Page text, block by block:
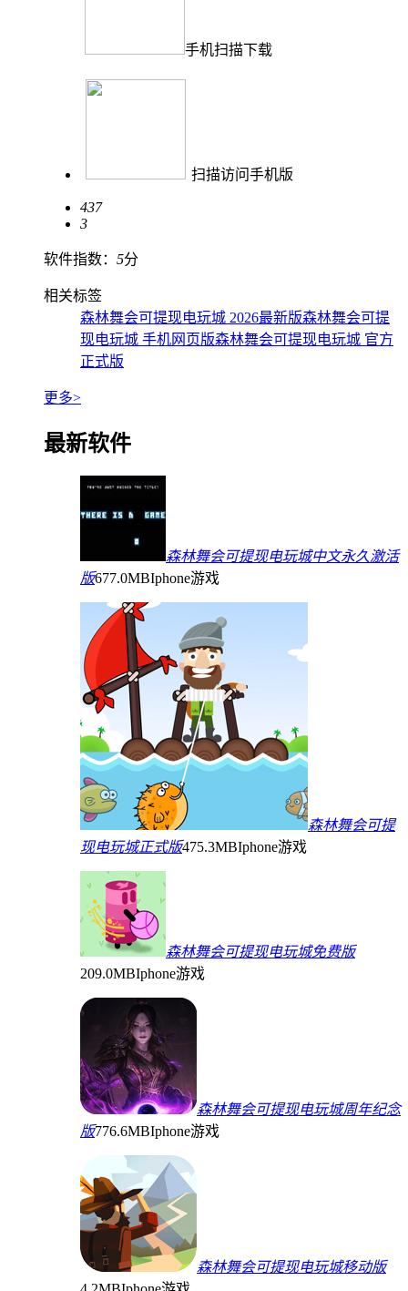
手机扫描下载
扫描访问手机版
437
3
软件指数： 5分
相关标签
森林舞会可提现电玩城 2026最新版森林舞会可提
现电玩城 手机网页版森林舞会可提现电玩城 官方
正式版
更多>
最新软件
森林舞会可提现电玩城中文永久激活
版677.0MBIphone游戏
森林舞会可提
现电玩城正式版475.3MBIphone游戏
森林舞会可提现电玩城免费版
209.0MBIphone游戏
森林舞会可提现电玩城周年纪念
版776.6MBIphone游戏
森林舞会可提现电玩城移动版